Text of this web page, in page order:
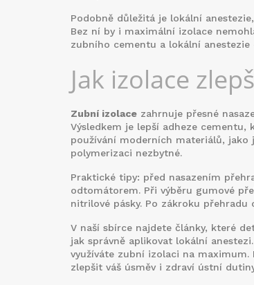
Podobně důležitá je lokální anestezie,
Bez ní by i maximální izolace
zubního cementu a lokální
Jak izolace
Zubní izolace zahrnuje přesné
Výsledkem je lepší adheze
používání moderních materiálů,
polymerizaci nezbytné.
Praktické tipy: před nasazením
odtomátorem. Při výběru gumové
nitrilové pásky. Po zákroku
V naší sbírce najdete články, které
jak správně aplikovat lokální
využíváte zubní izolaci na
zlepšit váš úsměv i zdraví ústní